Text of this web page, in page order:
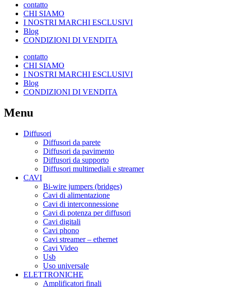
contatto
CHI SIAMO
I NOSTRI MARCHI ESCLUSIVI
Blog
CONDIZIONI DI VENDITA
contatto
CHI SIAMO
I NOSTRI MARCHI ESCLUSIVI
Blog
CONDIZIONI DI VENDITA
Menu
Diffusori
Diffusori da parete
Diffusori da pavimento
Diffusori da supporto
Diffusori multimediali e streamer
CAVI
Bi-wire jumpers (bridges)
Cavi di alimentazione
Cavi di interconnessione
Cavi di potenza per diffusori
Cavi digitali
Cavi phono
Cavi streamer – ethernet
Cavi Video
Usb
Uso universale
ELETTRONICHE
Amplificatori finali